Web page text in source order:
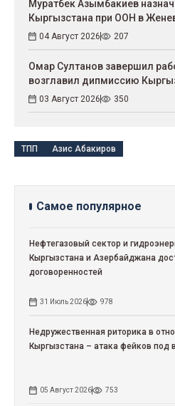
Муратбек Азымбакиев
Кыргызстана при ООН в
04 Август 2026 207
Омар Султанов завершил
возглавил дипмиссию
03 Август 2026 350
ТПП Азис Абакиров
Самое популярное
Нефтегазовый сектор и
Кыргызстана и Азербайджана
договоренностей
31 Июль 2026 978
Недружественная риторика в
Кыргызстана – атака фейков под
05 Август 2026 753